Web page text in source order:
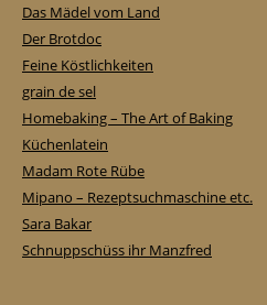
Das Mädel vom Land
Der Brotdoc
Feine Köstlichkeiten
grain de sel
Homebaking – The Art of Baking
Küchenlatein
Madam Rote Rübe
Mipano – Rezeptsuchmaschine etc.
Sara Bakar
Schnuppschüss ihr Manzfred